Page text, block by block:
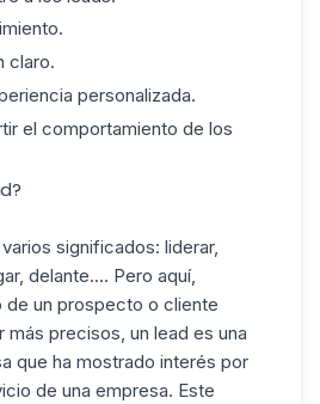
claro.
personalizada.
el comportamiento de los
significados: liderar,
delante.... Pero aquí,
de un prospecto o cliente
más precisos, un lead es una
que ha mostrado interés por
de una empresa. Este